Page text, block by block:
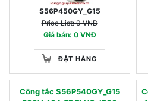
S56P450GY_G15
Price List: 0 VNĐ
Giá bán: 0 VNĐ
ĐẶT HÀNG
Công tắc S56P540GY_G15